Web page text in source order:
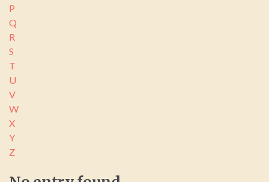
P
Q
R
S
T
U
V
W
X
Y
Z